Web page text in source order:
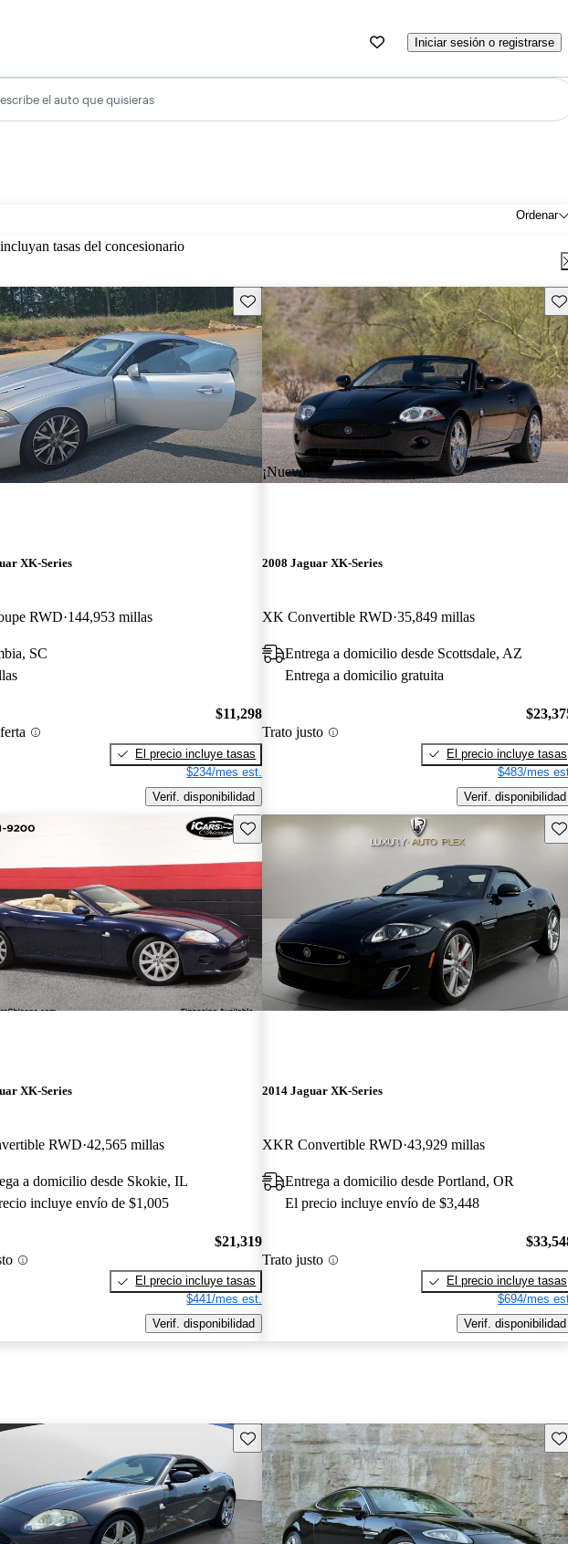
Iniciar sesión o registrarse
el auto que quisieras
Ordenar
tasas del concesionario
Guarda este Aviso
XK-Series
RWD 144,953 millas
SC
$11,298
El precio incluye tasas
$234/mes est.
Verif. disponibilidad
¡Nuevo!
2008 Jaguar XK-Series
XK Convertible RWD 35,849 millas
Entrega a domicilio desde Scottsdale, AZ
Entrega a domicilio gratuita
Trato justo
El precio incluye tasas
$483/mes
Verif. disponibilidad
Guarda este Aviso
XK-Series
RWD 42,565 millas
a domicilio desde Skokie, IL
incluye envío de $1,005
$21,319
El precio incluye tasas
$441/mes est.
Verif. disponibilidad
2014 Jaguar XK-Series
XKR Convertible RWD 43,929 millas
Entrega a domicilio desde Portland, OR
El precio incluye envío de $3,448
Trato justo
El precio incluye tasas
$694/mes
Verif. disponibilidad
Guarda este Aviso